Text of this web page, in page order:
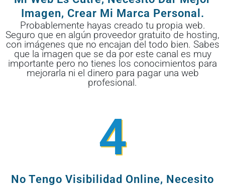
Imagen, Crear Mi Marca Personal.
Probablemente hayas creado tu propia web.
Seguro que en algún proveedor gratuito de hosting,
con imágenes que no encajan del todo bien. Sabes
que la imagen que se da por este canal es muy
importante pero no tienes los conocimientos para
mejorarla ni el dinero para pagar una web
profesional.
4
No Tengo Visibilidad Online, Necesito